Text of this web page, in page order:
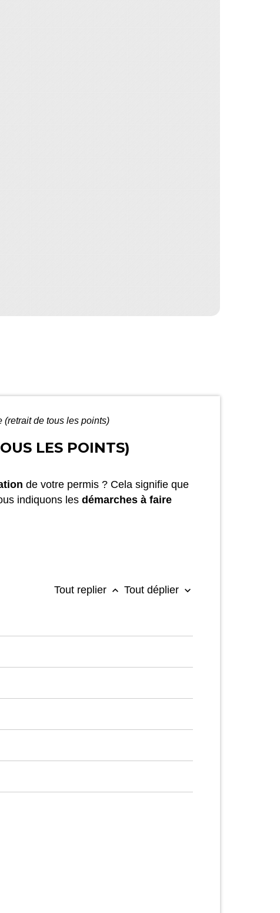
de tous les points)
LES POINTS)
de votre permis ? Cela signifie que
indiquons les démarches à faire
Tout replier keyboard_arrow_up Tout déplier keyboard_arrow_down